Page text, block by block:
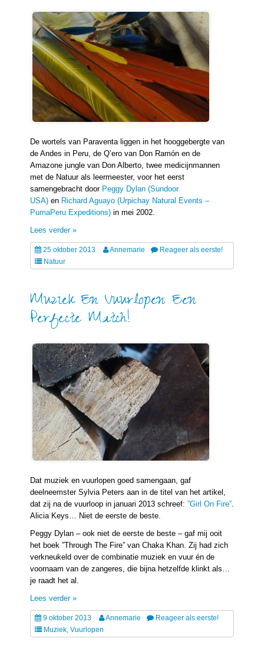
De wortels van Paraventa liggen in het hooggebergte van
de Andes in Peru, de Q’ero van Don Ramón en de
Amazone jungle van Don Alberto, twee medicijnmannen
met de Natuur als leermeester, voor het eerst
samengebracht door Peggy Dylan (Sundoor
USA) en Richard Aguayo (Urpichay Natural Events –
PumaPeru Expeditions) in mei 2002.
Lees verder »
25 oktober 2013 Annemarie
Reageer als eerste!
Natuur
Muziek En Vuurlopen: Een
Perfecte Match!
Dat muziek en vuurlopen goed samengaan, gaf
deelneemster Sylvia Peters aan in de titel van het artikel,
dat zij na de vuurloop in januari 2013 schreef: ”Girl On Fire”.
Alicia Keys… Niet de eerste de beste.
Peggy Dylan – ook niet de eerste de beste – gaf mij ooit
het boek ”Through The Fire” van Chaka Khan. Zij had zich
verkneukeld over de combinatie muziek en vuur én de
voornaam van de zangeres, die bijna hetzelfde klinkt als…
je raadt het al.
Lees verder »
9 oktober 2013 Annemarie
Reageer als eerste!
Muziek, Vuurlopen